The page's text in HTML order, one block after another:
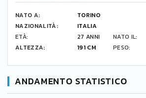
NATO A:
TORINO
NAZIONALITÀ:
ITALIA
ETÀ:
27 ANNI NATO IL:
ALTEZZA:
191 CM PESO:
ANDAMENTO STATISTICO